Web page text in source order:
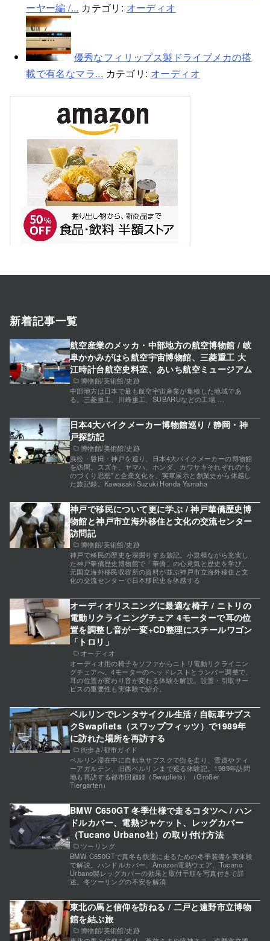
ーヤー編 /... カテゴリ: オーディオ
優秀なフィリップス製ドライブメカの搭
載で有名なマラ... カテゴリ: オーディオ
新着記事一覧
博物館/美術館/史跡
航空産業のメッカ・中部地方の航空博物館 / 岐
阜かかみがはら航空宇宙博物館、三菱重工 大
江時計台航空史料室、あいち航空ミュージアム
中部地方は日本で最も航空宇宙産業が集積した地域であ
る。三菱重工、川崎重工、SUBARUなどの工場 …
博物館/美術館/史跡
日本4大バイクメーカー博物館巡り / 静岡・神
戸探訪記
浜松・磐田・神戸を巡り、日本4大バイクメーカーの博物館
を訪問。スズキ、ヤマハ、ホンダ、カワサキそれぞれの“も
のづくり思想”と企業文化を、実車展示と創業史から体感し
た旅記録。Kawasaki Suzuki Honda Yamaha
博物館/美術館/史跡
神戸で移民について更に学ぶ / 神戸華僑歴史博
物館と神戸市立海外移住と文化の交流センター
訪問記
神戸で移民の歴史を深掘りする旅記。小規模ながら充実し
た神戸華僑歴史博物館で「華僑」の心意気と歴史を学び、
元国立海外移民収容所の資料が並ぶ神戸市立海外移住と文
化の交流センターで日本移民史を体感する
オーディオ
オーディオリスニングに最適な椅子 / ニトリの
電動リクライニングチェア 4モーターで耳の位
置を調整し音が一変+CD整理にスチールワゴン
「トロリ」
オーディオ用の椅子をソファからニトリ電動リクライニン
グチェアへ。4モーターのヘッドレストとランバー調整で、
耳の位置が変わり音が変わる体験を解説。設置・引取サー
ビスの重要性も実体験で紹介。
街歩き/都市ガイド
ベルリンでレンタサイクル生活 / 自転車サブス
クSwapfiets（スワップフィッツ）で1989年
に訪れた場所を再訪する
ベルリン滞在中に自転車サブスクで街を走り、雪道やティ
ーアガルテン、旧西ベルリンまで巡る体験記。1989年訪問
地も再訪する都市回顧録（Swapfiets）（Großer
Tiergarten）
ツーリング
BMW C650GT 冬季仕様で走るコタツへ / ハン
ドルカバー、電熱ジャケット、レッグカバー
（Tucano Urbano社）の取り付け方法
BMW C650GTで真冬も快適に走るための冬季装備を実体験
で解説。ハンドルカバー、Amazon電熱ウェア、Tucano
Urbano製レッグカバーの効果と取付手順を写真付きで詳
述。冬ツーリングの不安を解消
博物館/美術館/史跡
東北の馬と信仰を訪ねる / 二戸と遠野市立博物
館を結ぶ旅